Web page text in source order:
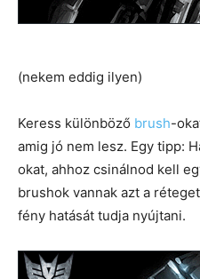
(nekem eddig ilyen)
Keress különböző brush-
amig jó nem lesz. Egy tipp:
okat, ahhoz csinálnod kell
brushok vannak azt a
fény hatását tudja nyújtani.